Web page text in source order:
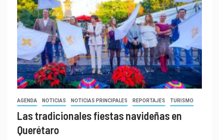
AGENDA NOTICIAS NOTICIAS PRINCIPALES REPORTAJES TURISMO
Las tradicionales fiestas navideñas en
Querétaro